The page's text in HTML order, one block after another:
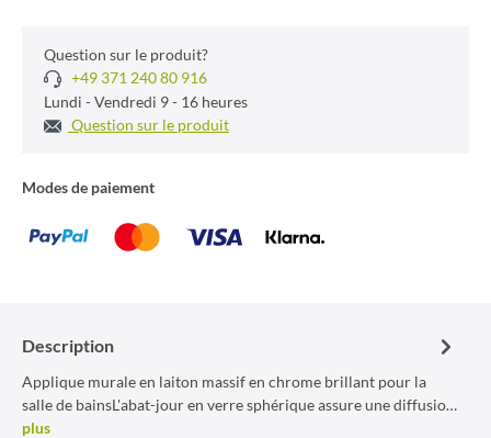
Question sur le produit?
+49 371 240 80 916
Lundi - Vendredi 9 - 16 heures
Question sur le produit
Modes de paiement
Description
Applique murale en laiton massif en chrome brillant pour la
salle de bainsL'abat-jour en verre sphérique assure une diffusio…
plus